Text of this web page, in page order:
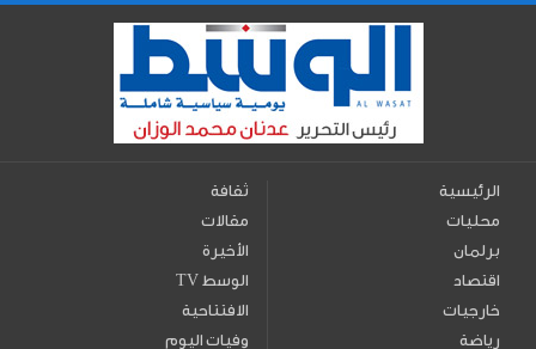
الرئيسية
محليات
برلمان
اقتصاد
خارجيات
رياضة
ثقافة
مقالات
الأخيرة
TV الوسط
الافتتاحية
وفيات اليوم